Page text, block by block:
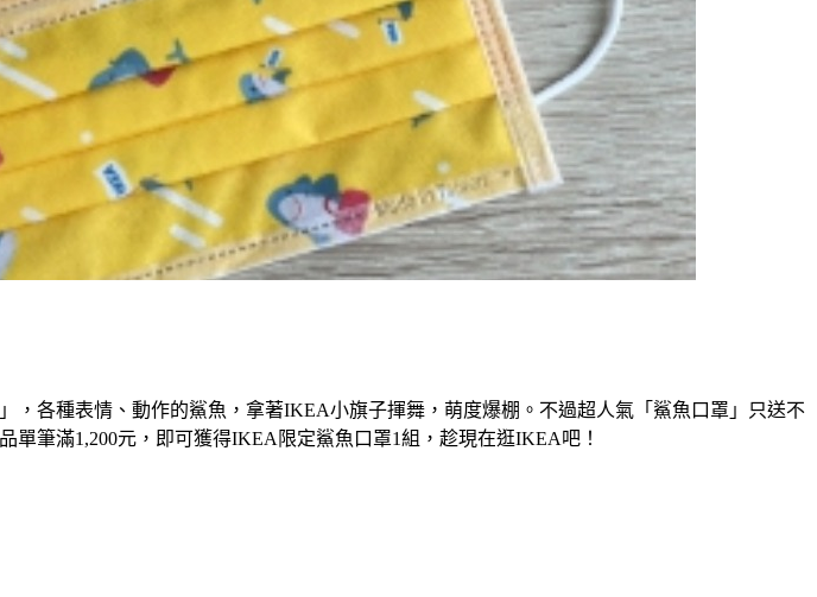
各種表情、動作的鯊魚，拿著IKEA小旗子揮舞，萌度爆棚。不過超人氣「鯊魚口罩」只送不
筆滿1,200元，即可獲得IKEA限定鯊魚口罩1組，趁現在逛IKEA吧！